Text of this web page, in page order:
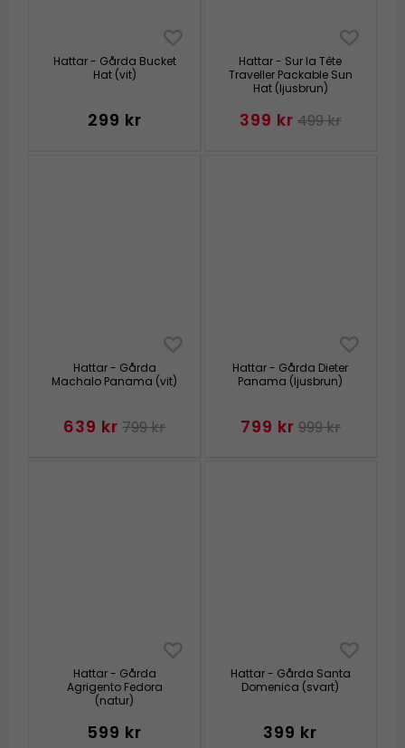
Hattar - Gårda Bucket
Hat (vit)
299 kr
Hattar - Sur la Tête
Traveller Packable Sun
Hat (ljusbrun)
399 kr 499 kr
Hattar - Gårda
Machalo Panama (vit)
639 kr 799 kr
Hattar - Gårda Dieter
Panama (ljusbrun)
799 kr 999 kr
Hattar - Gårda
Agrigento Fedora
(natur)
599 kr
Hattar - Gårda Santa
Domenica (svart)
399 kr